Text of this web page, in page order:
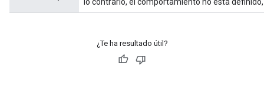
¿Te ha resultado útil?